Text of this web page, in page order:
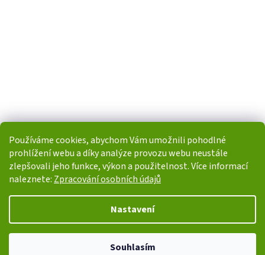
Používáme cookies, abychom Vám umožnili pohodlné
prohlížení webu a díky analýze provozu webu neustále
zlepšovali jeho funkce, výkon a použitelnost. Více informací
naleznete: Zpracování osobních údajů
Nastavení
Souhlasím
Copyright 2026i-POHONY.cz. Všechna práva vyhrazena.Upravit
nastavení cookies